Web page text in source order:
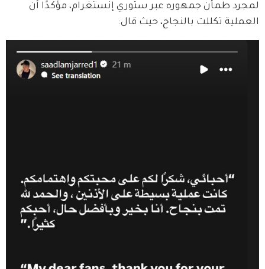
لمجرد طمأن جمهوره عبر ستوري إنستغرام، مؤكدًا أن
العملية تكللت بالنجاح، حيث قال: